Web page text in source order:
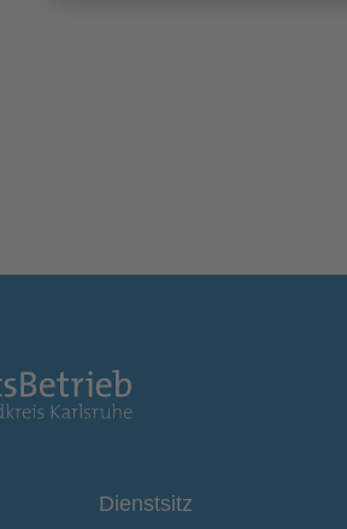
Dienstsitz